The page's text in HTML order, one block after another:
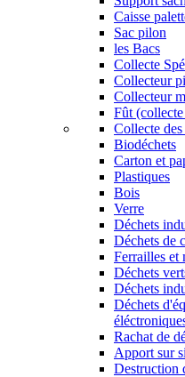
Caisse
Sac pilon
les Bacs
Collecte
Collecteur
Collecteur
Fût
Collecte des
Biodéchets
Carton et
Plastiques
Bois
Verre
Déchets
Déchets de
Ferrailles et
Déchets
Déchets
Déchets
Rachat de
Apport sur
Destruction